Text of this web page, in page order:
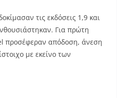
τις εκδόσεις 1,9 και
Για πρώτη
προσέφεραν απόδοση, άνεση
με εκείνο των